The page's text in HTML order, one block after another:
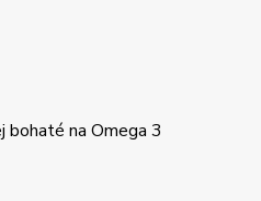
bohaté na Omega 3